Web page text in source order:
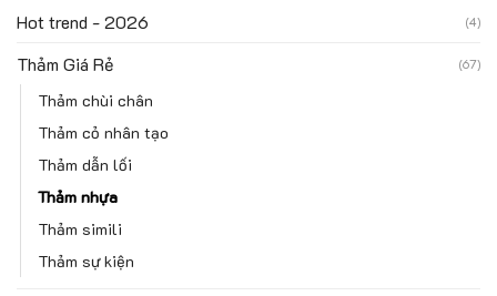
Hot trend - 2026 (4)
Thảm Giá Rẻ (67)
Thảm chùi chân
Thảm cỏ nhân tạo
Thảm dẫn lối
Thảm nhựa
Thảm simili
Thảm sự kiện